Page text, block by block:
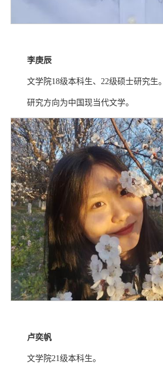
李庚辰
文学院18级本科生、 22级硕士研究生。
研究方向为中国现当代文学。
卢奕帆
文学院21 级本科生。